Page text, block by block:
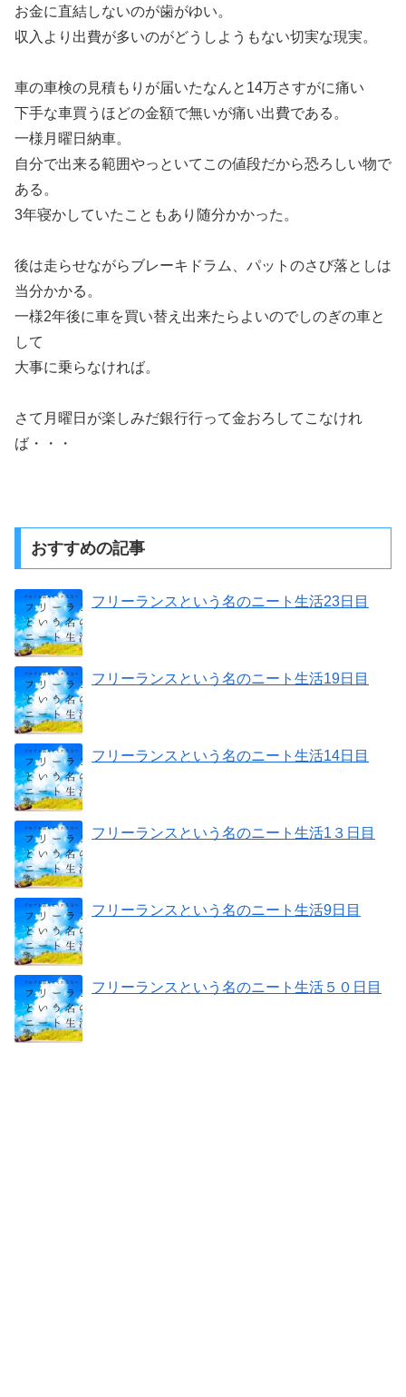
お金に直結しないのが歯がゆい。
収入より出費が多いのがどうしようもない切実な現実。
車の車検の見積もりが届いたなんと14万さすがに痛い
下手な車買うほどの金額で無いが痛い出費である。
一様月曜日納車。
自分で出来る範囲やっといてこの値段だから恐ろしい物で
ある。
3年寝かしていたこともあり随分かかった。
後は走らせながらブレーキドラム、パットのさび落としは
当分かかる。
一様2年後に車を買い替え出来たらよいのでしのぎの車と
して
大事に乗らなければ。
さて月曜日が楽しみだ銀行行って金おろしてこなけれ
ば・・・
おすすめの記事
フリーランスという名のニート生活23日目
フリーランスという名のニート生活19日目
フリーランスという名のニート生活14日目
フリーランスという名のニート生活1３日目
フリーランスという名のニート生活9日目
フリーランスという名のニート生活５０日目